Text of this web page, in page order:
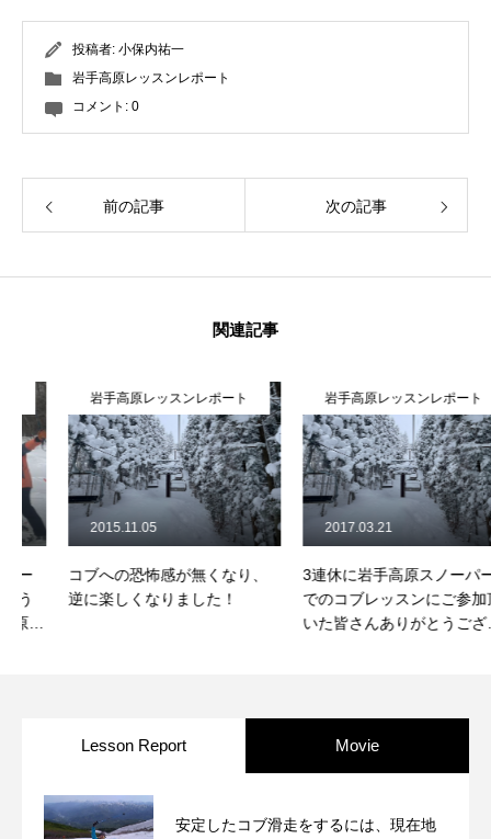
最新レッスン動画
レッスン動画一覧
プレゼント Present
常時メルマガ
お問合せ 特定商取引法に基づく表記 プライバシーポリシー 会社
投稿者: 小保内祐一
岩手高原レッスンレポート
コメント: 0
前の記事 次の記事
関連記事
岩手高原レッスンレポート
コブへの恐怖感が無くなり、
逆に楽しくなりました！
2015.11.05
岩手高原レッスンレポート
3連休に岩手高原スノーパーク
でのコブレッスンにご参加頂
いた皆さんありがとうござい
2017.03.21
Lesson Report Movie
安定したコブ滑走をするには、現在地